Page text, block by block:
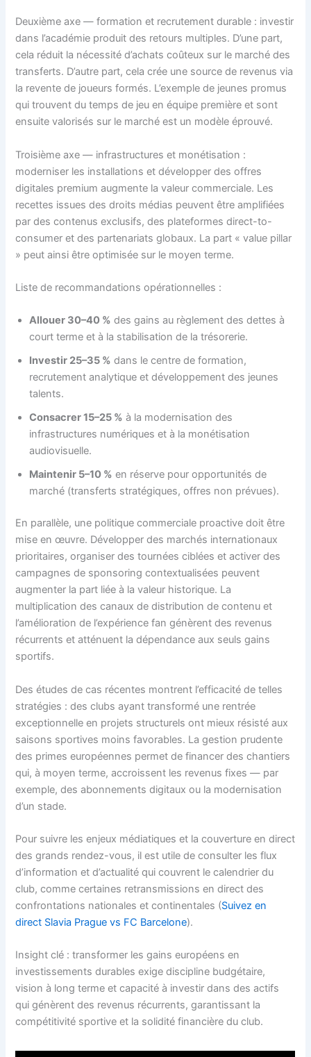
Deuxième axe — formation et recrutement durable : investir
dans l’académie produit des retours multiples. D’une part,
cela réduit la nécessité d’achats coûteux sur le marché des
transferts. D’autre part, cela crée une source de revenus via
la revente de joueurs formés. L’exemple de jeunes promus
qui trouvent du temps de jeu en équipe première et sont
ensuite valorisés sur le marché est un modèle éprouvé.
Troisième axe — infrastructures et monétisation :
moderniser les installations et développer des offres
digitales premium augmente la valeur commerciale. Les
recettes issues des droits médias peuvent être amplifiées
par des contenus exclusifs, des plateformes direct-to-
consumer et des partenariats globaux. La part « value pillar
» peut ainsi être optimisée sur le moyen terme.
Liste de recommandations opérationnelles :
Allouer 30–40 % des gains au règlement des dettes à
court terme et à la stabilisation de la trésorerie.
Investir 25–35 % dans le centre de formation,
recrutement analytique et développement des jeunes
talents.
Consacrer 15–25 % à la modernisation des
infrastructures numériques et à la monétisation
audiovisuelle.
Maintenir 5–10 % en réserve pour opportunités de
marché (transferts stratégiques, offres non prévues).
En parallèle, une politique commerciale proactive doit être
mise en œuvre. Développer des marchés internationaux
prioritaires, organiser des tournées ciblées et activer des
campagnes de sponsoring contextualisées peuvent
augmenter la part liée à la valeur historique. La
multiplication des canaux de distribution de contenu et
l’amélioration de l’expérience fan génèrent des revenus
récurrents et atténuent la dépendance aux seuls gains
sportifs.
Des études de cas récentes montrent l’efficacité de telles
stratégies : des clubs ayant transformé une rentrée
exceptionnelle en projets structurels ont mieux résisté aux
saisons sportives moins favorables. La gestion prudente
des primes européennes permet de financer des chantiers
qui, à moyen terme, accroissent les revenus fixes — par
exemple, des abonnements digitaux ou la modernisation
d’un stade.
Pour suivre les enjeux médiatiques et la couverture en direct
des grands rendez-vous, il est utile de consulter les flux
d’information et d’actualité qui couvrent le calendrier du
club, comme certaines retransmissions en direct des
confrontations nationales et continentales (Suivez en
direct Slavia Prague vs FC Barcelone).
Insight clé : transformer les gains européens en
investissements durables exige discipline budgétaire,
vision à long terme et capacité à investir dans des actifs
qui génèrent des revenus récurrents, garantissant la
compétitivité sportive et la solidité financière du club.